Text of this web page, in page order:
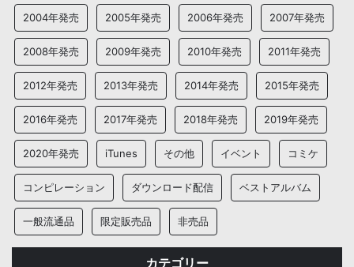
2004年発売 2005年発売 2006年発売 2007年発売
2008年発売 2009年発売 2010年発売 2011年発売
2012年発売 2013年発売 2014年発売 2015年発売
2016年発売 2017年発売 2018年発売 2019年発売
2020年発売 iTunes その他 イベント コミケ
コンピレーション ダウンロード配信 ベストアルバム
一般流通品 限定販売品 非売品
カテゴリー